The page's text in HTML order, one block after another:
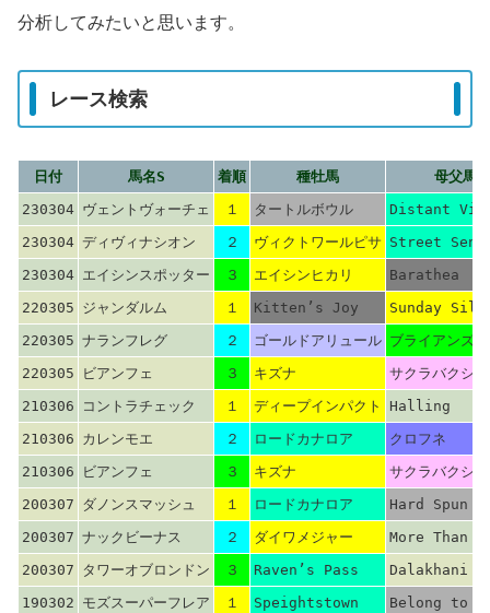
分析してみたいと思います。
レース検索
日付 馬名S 着順 種牡馬
母父馬
230304 ヴェントヴォーチェ １ タートルボウル
Distant
230304 ディヴィナシオン ２ ヴィクトワールピサ Street
230304 エイシンスポッター ３ エイシンヒカリ
Barathea
220305 ジャンダルム １ Kitten’s Joy
Sunday
220305 ナランフレグ ２ ゴールドアリュール ブライアンズ
220305
ビアンフェ ３ キズナ
サクラバクシ
210306
コントラチェック １ ディープインパクト
Halling
210306 カレンモエ ２ ロードカナロア
クロフネ
210306
ビアンフェ ３ キズナ
サクラバクシ
200307 ダノンスマッシュ １ ロードカナロア
Hard Spun
200307 ナックビーナス ２ ダイワメジャー
More Than
200307
タワーオブロンドン ３ Raven’s Pass
Dalakhani
190302 モズスーパーフレア １ Speightstown
Belong to